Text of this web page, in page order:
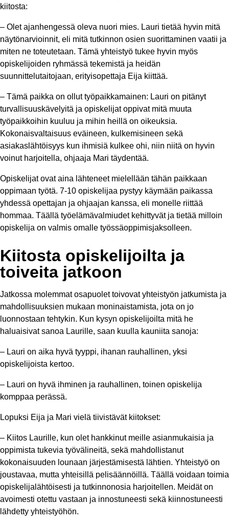
kiitosta:
– Olet ajanhengessä oleva nuori mies. Lauri tietää hyvin mitä
näytönarvioinnit, eli mitä tutkinnon osien suorittaminen vaatii ja
miten ne toteutetaan. Tämä yhteistyö tukee hyvin myös
opiskelijoiden ryhmässä tekemistä ja heidän
suunnittelutaitojaan, erityisopettaja Eija kiittää.
– Tämä paikka on ollut työpaikkamainen: Lauri on pitänyt
turvallisuuskävelyitä ja opiskelijat oppivat mitä muuta
työpaikkoihin kuuluu ja mihin heillä on oikeuksia.
Kokonaisvaltaisuus eväineen, kulkemisineen sekä
asiakaslähtöisyys kun ihmisiä kulkee ohi, niin niitä on hyvin
voinut harjoitella, ohjaaja Mari täydentää.
Opiskelijat ovat aina lähteneet mielellään tähän paikkaan
oppimaan työtä. 7-10 opiskelijaa pystyy käymään paikassa
yhdessä opettajan ja ohjaajan kanssa, eli monelle riittää
hommaa. Täällä työelämävalmiudet kehittyvät ja tietää milloin
opiskelija on valmis omalle työssäoppimisjaksolleen.
Kiitosta opiskelijoilta ja
toiveita jatkoon
Jatkossa molemmat osapuolet toivovat yhteistyön jatkumista ja
mahdollisuuksien mukaan moninaistamista, jota on jo
luonnostaan tehtykin. Kun kysyn opiskelijoilta mitä he
haluaisivat sanoa Laurille, saan kuulla kauniita sanoja:
– Lauri on aika hyvä tyyppi, ihanan rauhallinen, yksi
opiskelijoista kertoo.
– Lauri on hyvä ihminen ja rauhallinen, toinen opiskelija
komppaa perässä.
Lopuksi Eija ja Mari vielä tiivistävät kiitokset:
– Kiitos Laurille, kun olet hankkinut meille asianmukaisia ja
oppimista tukevia työvälineitä, sekä mahdollistanut
kokonaisuuden lounaan järjestämisestä lähtien. Yhteistyö on
joustavaa, mutta yhteisillä pelisäännöillä. Täällä voidaan toimia
opiskelijalähtöisesti ja tutkinnonosia harjoitellen. Meidät on
avoimesti otettu vastaan ja innostuneesti sekä kiinnostuneesti
lähdetty yhteistyöhön.